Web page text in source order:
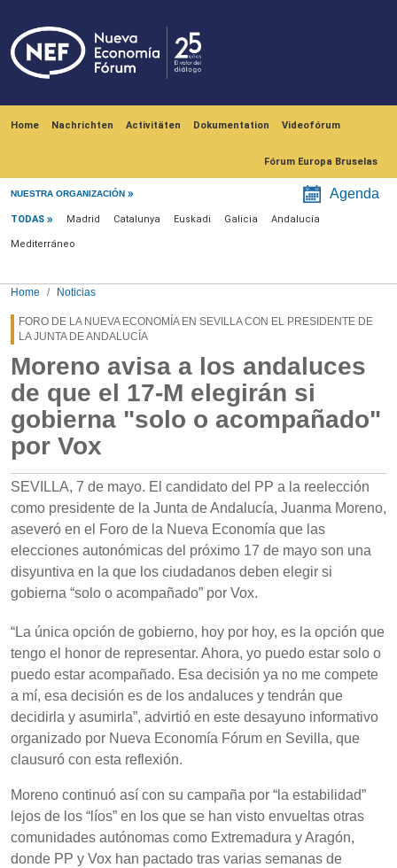
Home Nachrichten Activitäten Dokumentation Videofórum
Fórum Europa Bruselas
NUESTRA ORGANIZACIÓN Agenda
Menú noticias
TODAS Madrid Catalunya Euskadi Galicia Andalucía
Mediterráneo
Home Noticias
FORO DE LA NUEVA ECONOMÍA EN SEVILLA CON EL PRESIDENTE DE
LA JUNTA DE ANDALUCÍA
Moreno avisa a los andaluces
de que el 17-M elegirán si
gobierna "solo o acompañado"
por Vox
SEVILLA, 7 de mayo. El candidato del PP a la reelección
como presidente de la Junta de Andalucía, Juanma Moreno,
aseveró en el Foro de la Nueva Economía que las
elecciones autonómicas del próximo 17 de mayo son una
disyuntiva en la que los ciudadanos deben elegir si
gobierna “solo o acompañado” por Vox.
“La única opción de gobierno, hoy por hoy, es la opción que
tengo el honor de representar. Ahora, yo puedo estar solo o
puedo estar acompañado. Esa decisión ya no me compete
a mí, esa decisión es de los andaluces y tendrán que
decidirla y asumirla”, advirtió en este desayuno informativo
organizado por Nueva Economía Fórum en Sevilla, que
clausuró con esta reflexión.
Moreno continuó así con su campaña por “la estabilidad”
lejos de los “líos” en los que se han visto envueltas otras
comunidades autónomas como Extremadura y Aragón,
donde PP y Vox han pactado tras varias semanas de